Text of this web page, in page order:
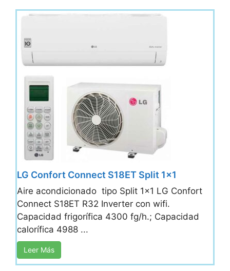
LG Confort Connect S18ET Split 1×1
Aire acondicionado tipo Split 1x1 LG Confort
Connect S18ET R32 Inverter con wifi.
Capacidad frigorífica 4300 fg/h.; Capacidad
calorífica 4988 ...
Leer Más